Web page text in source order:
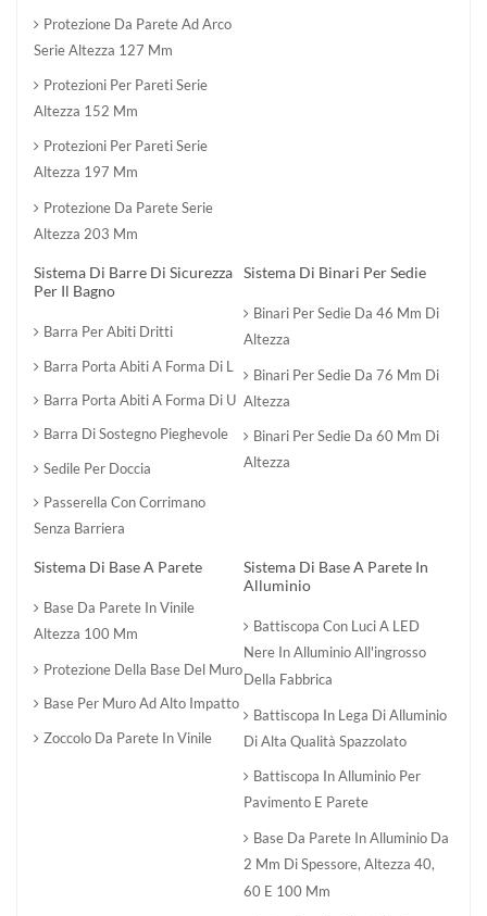
Protezione Da Parete Ad Arco
Serie Altezza 127 Mm
Protezioni Per Pareti Serie
Altezza 152 Mm
Protezioni Per Pareti Serie
Altezza 197 Mm
Protezione Da Parete Serie
Altezza 203 Mm
Sistema Di Barre Di Sicurezza
Per Il Bagno
Barra Per Abiti Dritti
Barra Porta Abiti A Forma Di L
Barra Porta Abiti A Forma Di U
Barra Di Sostegno Pieghevole
Sedile Per Doccia
Passerella Con Corrimano
Senza Barriera
Sistema Di Binari Per Sedie
Binari Per Sedie Da 46 Mm Di
Altezza
Binari Per Sedie Da 76 Mm Di
Altezza
Binari Per Sedie Da 60 Mm Di
Altezza
Sistema Di Base A Parete
Base Da Parete In Vinile
Altezza 100 Mm
Protezione Della Base Del Muro
Base Per Muro Ad Alto Impatto
Zoccolo Da Parete In Vinile
Sistema Di Base A Parete In
Alluminio
Battiscopa Con Luci A LED
Nere In Alluminio All'ingrosso
Della Fabbrica
Battiscopa In Lega Di Alluminio
Di Alta Qualità Spazzolato
Battiscopa In Alluminio Per
Pavimento E Parete
Base Da Parete In Alluminio Da
2 Mm Di Spessore, Altezza 40,
60 E 100 Mm